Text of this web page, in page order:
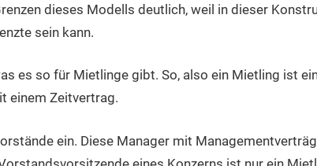
dieses Modells deutlich, weil in dieser
sein kann.
es so für Mietlinge gibt. So, also ein Mietling ist
einem Zeitvertrag.
ein. Diese Manager mit